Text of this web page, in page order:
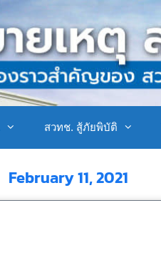
สวทช. สู้ภัยพิบัติ
February 11, 2021